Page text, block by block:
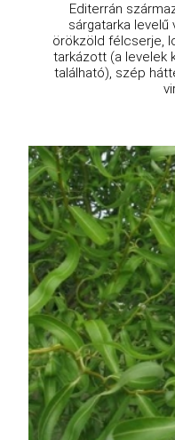
Editerrán
sárgatarka levelű
örökzöld félcserje,
tarkázott (a levelek
található), szép